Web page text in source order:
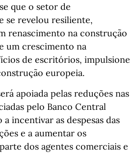
que o setor de
se revelou resiliente,
renascimento na construção
um crescimento na
de escritórios, impulsione
europeia.
apoiada pelas reduções nas
pelo Banco Central
incentivar as despesas das
e a aumentar os
dos agentes comerciais e